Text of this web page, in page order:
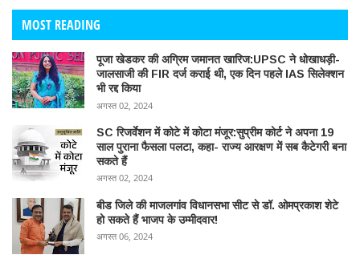
MOST READING
पूजा खेडकर की अग्रिम जमानत खारिज:UPSC ने धोखाधड़ी-
जालसाजी की FIR दर्ज कराई थी, एक दिन पहले IAS सिलेक्शन
भी रद्द किया
अगस्त 02, 2024
SC रिजर्वेशन में कोटे में कोटा मंजूर:सुप्रीम कोर्ट ने अपना 19
साल पुराना फैसला पलटा, कहा- राज्य आरक्षण में सब कैटेगरी बना
सकते हैं
अगस्त 02, 2024
बीड जिले की माजलगांव विधानसभा सीट से डॉ. ओमप्रकाश शेटे
हो सकते हैं भाजप के उम्मीदवार!
अगस्त 06, 2024